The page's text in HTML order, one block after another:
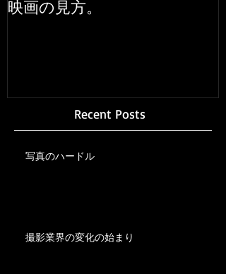
映画の見方。
Recent Posts
写真のハードル
撮影業界の変化の始まり